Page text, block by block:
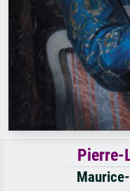
Pierre-